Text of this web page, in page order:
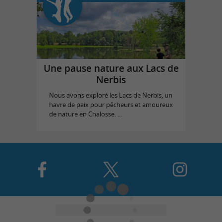
Une pause nature aux Lacs de
Nerbis
Nous avons exploré les Lacs de Nerbis, un
havre de paix pour pêcheurs et amoureux
de nature en Chalosse. ...